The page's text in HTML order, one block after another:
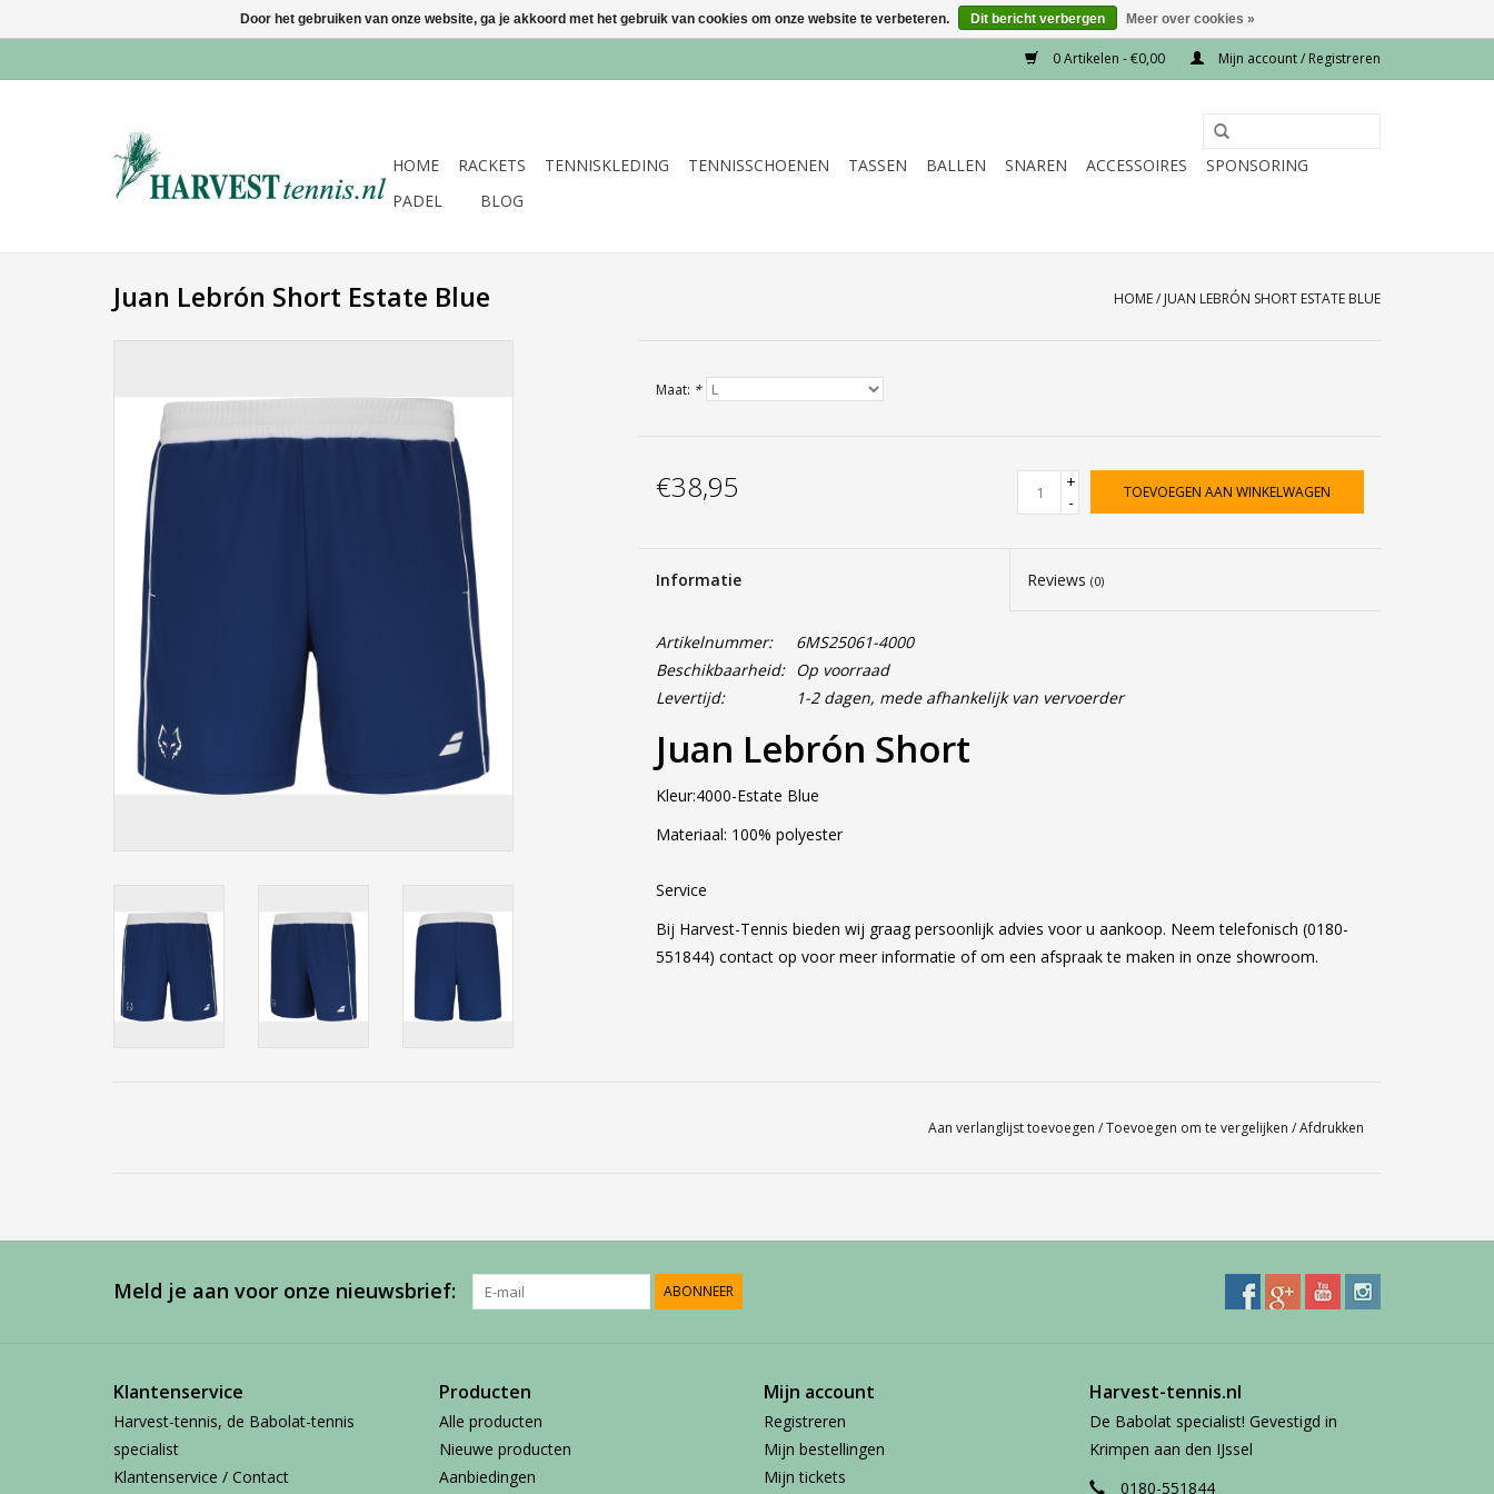
0 Artikelen - €0,00 Mijn account / Registreren
HOME RACKETS TENNISKLEDING TENNISSCHOENEN TASSEN BALLEN SNAREN ACCESSOIRES
SPONSORING
PADEL
BLOG
Juan Lebrón Short Estate Blue HOME/ JUAN LEBRÓN SHORT ESTATE BLUE
Maat: *
€38,95
+
-
TOEVOEGEN AAN WINKELWAGEN
Informatie Reviews(0)
Artikelnummer:
6MS25061-4000
Beschikbaarheid:
Op voorraad
Levertijd:
1-2 dagen, mede afhankelijk van vervoerder
Juan Lebrón Short
Kleur:4000-Estate Blue
Materiaal: 100% polyester
Service
Bij Harvest-Tennis bieden wij graag persoonlijk advies voor u aankoop. Neem telefonisch (0180-
551844) contact op voor meer informatie of om een afspraak te maken in onze showroom.
Aan verlanglijst toevoegen /Toevoegen om te vergelijken /Afdrukken
Meld je aan voor onze nieuwsbrief: ABONNEER
Klantenservice
Harvest-tennis, de Babolat-tennis
specialist
Klantenservice / Contact
Producten
Alle producten
Nieuwe producten
Aanbiedingen
Mijn account
Registreren
Mijn bestellingen
Mijn tickets
Harvest-tennis.nl
De Babolat specialist! Gevestigd in
Krimpen aan den IJssel
0180-551844
Door het gebruiken van onze website, ga je akkoord met het gebruik van cookies om onze website te verbeteren. Dit bericht verbergen Meer over cookies »